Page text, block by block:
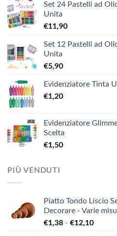
Set 24 Pastelli ad
Unita
€11,90
Set 12 Pastelli ad
Unita
€5,90
Evidenziatore Tinta
€1,20
Evidenziatore
Scelta
€1,50
PIÙ VENDUTI
Piatto Tondo Liscio
Decorare - Varie
€1,38 - €12,10Fascia